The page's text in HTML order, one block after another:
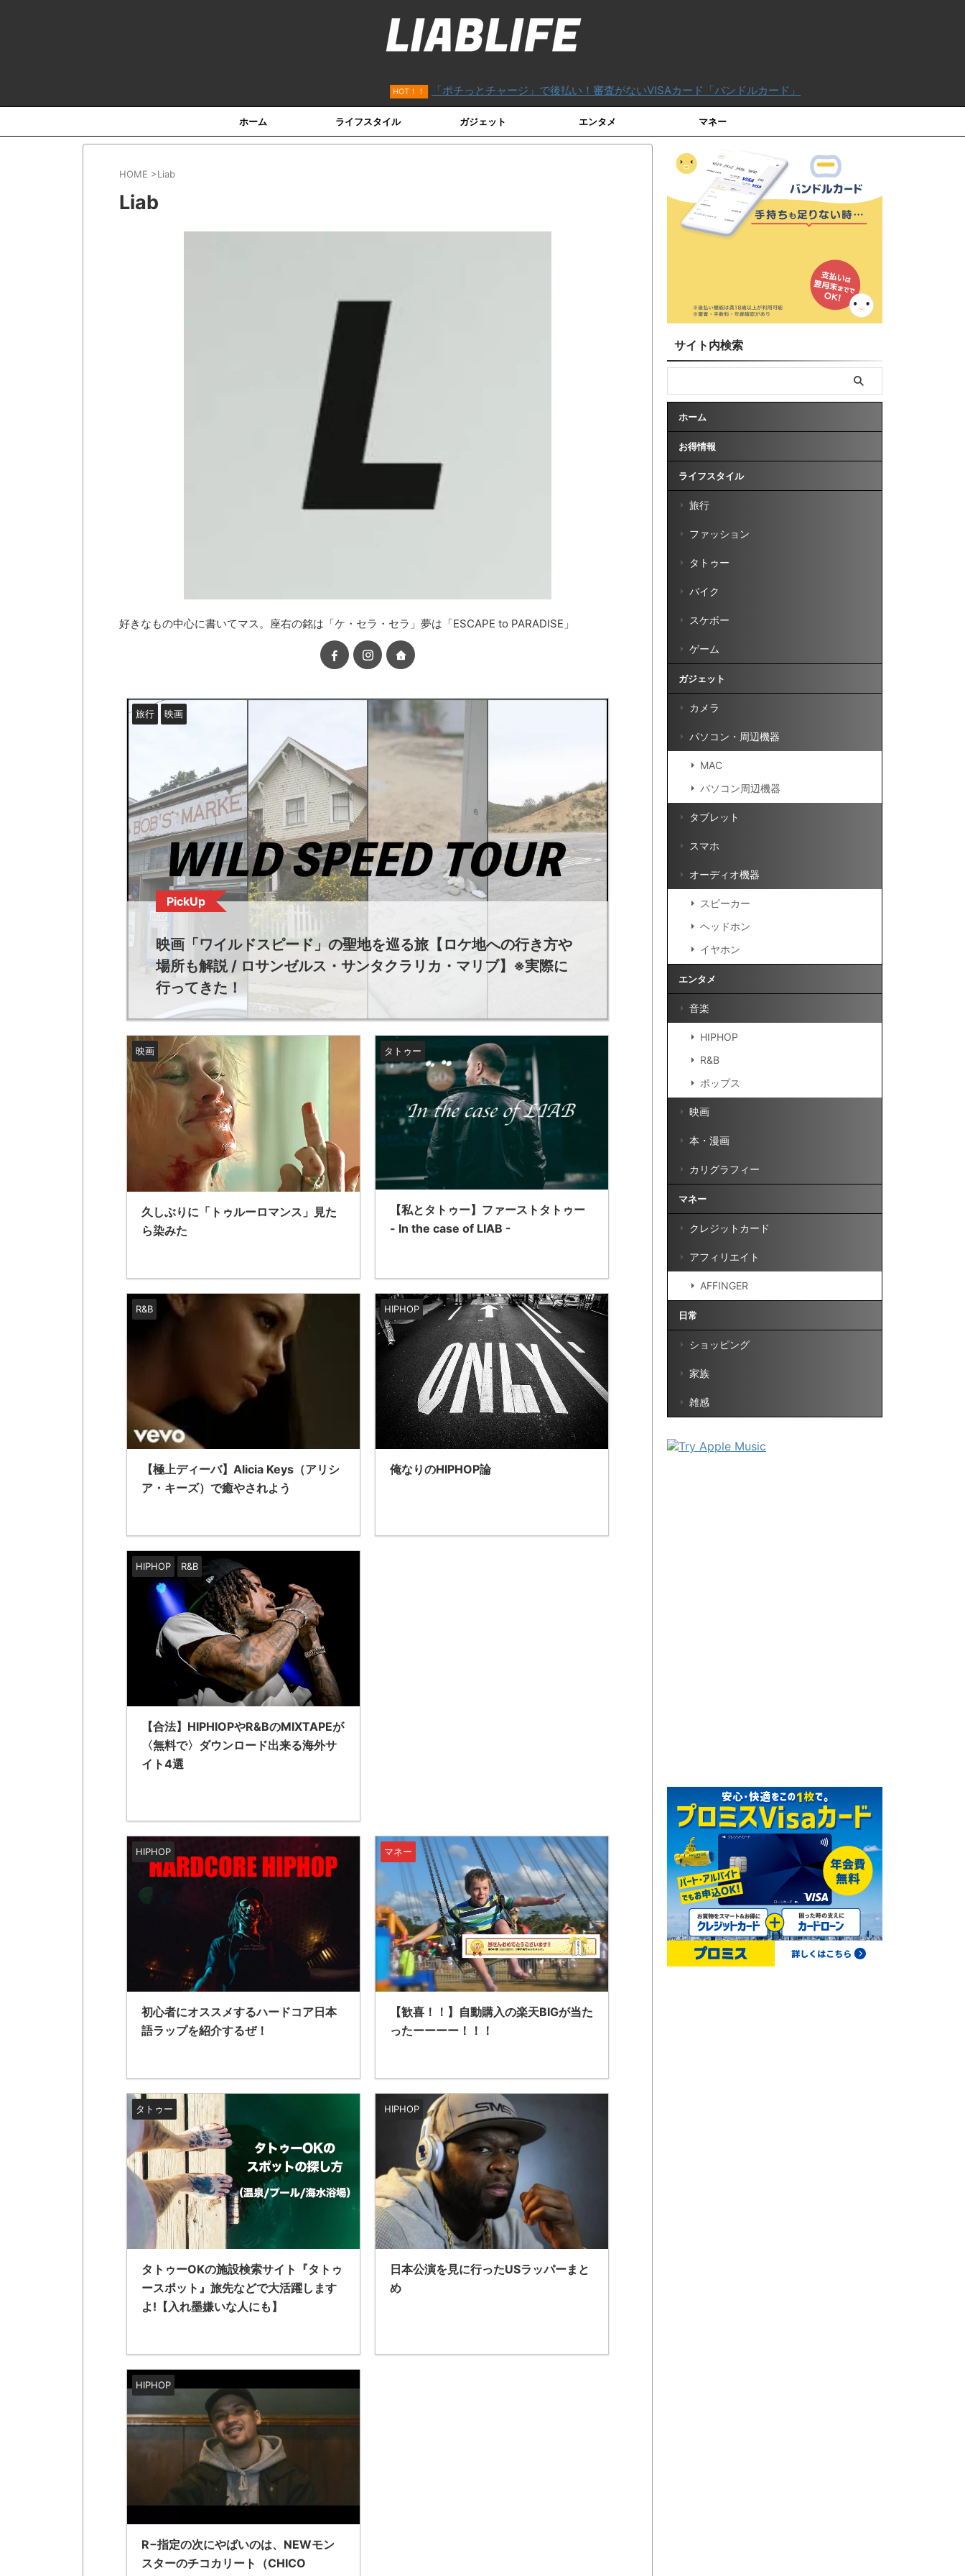
「ポチっとチャージ」で後払い！審査がないVISAカード「バンドルカード」
ホーム ライフスタイル ガジェット エンタメ マネー
HOME >Liab
Liab
好きなもの中心に書いてマス。座右の銘は「ケ・セラ・セラ」夢は「ESCAPE to PARADISE」
旅行 映画
PickUp
映画「ワイルドスピード」の聖地を巡る旅【ロケ地への行き方や
場所も解説 / ロサンゼルス・サンタクラリカ・マリブ】※実際に
行ってきた！
映画
久しぶりに「トゥルーロマンス」見た
ら染みた
タトゥー
【私とタトゥー】ファーストタトゥー
- In the case of LIAB -
R&B
【極上ディーバ】Alicia Keys（アリシ
ア・キーズ）で癒やされよう
HIPHOP
俺なりのHIPHOP論
HIPHOP R&B
【合法】HIPHIOPやR&BのMIXTAPEが
〈無料で〉ダウンロード出来る海外サ
イト4選
HIPHOP
初心者にオススメするハードコア日本
語ラップを紹介するぜ！
マネー
【歓喜！！】自動購入の楽天BIGが当た
ったーーーー！！！
タトゥー
タトゥーOKの施設検索サイト『タトゥ
ースポット』旅先などで大活躍します
よ!【入れ墨嫌いな人にも】
HIPHOP
日本公演を見に行ったUSラッパーまと
め
HIPHOP
R−指定の次にやばいのは、NEWモン
スターのチコカリート（CHICO
サイト内検索
ホーム
お得情報
ライフスタイル
旅行
ファッション
タトゥー
バイク
スケボー
ゲーム
ガジェット
カメラ
パソコン・周辺機器
MAC
パソコン周辺機器
タブレット
スマホ
オーディオ機器
スピーカー
ヘッドホン
イヤホン
エンタメ
音楽
HIPHOP
R&B
ポップス
映画
本・漫画
カリグラフィー
マネー
クレジットカード
アフィリエイト
AFFINGER
日常
ショッピング
家族
雑感